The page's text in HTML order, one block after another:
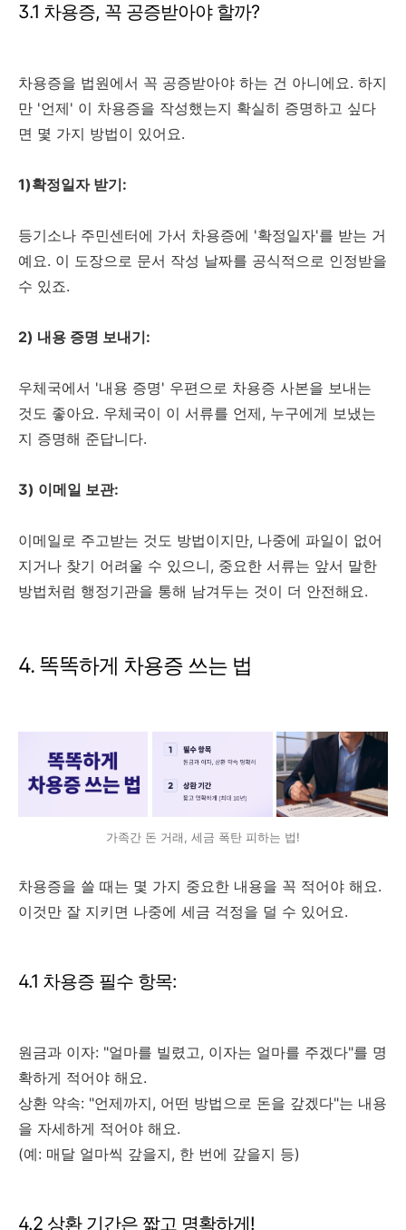
3.1 차용증, 꼭 공증받아야 할까?
차용증을 법원에서 꼭 공증받아야 하는 건 아니에요. 하지
만 '언제' 이 차용증을 작성했는지 확실히 증명하고 싶다
면 몇 가지 방법이 있어요.
1)확정일자 받기:
등기소나 주민센터에 가서 차용증에 '확정일자'를 받는 거
예요. 이 도장으로 문서 작성 날짜를 공식적으로 인정받을
수 있죠.
2) 내용 증명 보내기:
우체국에서 '내용 증명' 우편으로 차용증 사본을 보내는
것도 좋아요. 우체국이 이 서류를 언제, 누구에게 보냈는
지 증명해 준답니다.
3) 이메일 보관:
이메일로 주고받는 것도 방법이지만, 나중에 파일이 없어
지거나 찾기 어려울 수 있으니, 중요한 서류는 앞서 말한
방법처럼 행정기관을 통해 남겨두는 것이 더 안전해요.
4. 똑똑하게 차용증 쓰는 법
가족간 돈 거래, 세금 폭탄 피하는 법!
차용증을 쓸 때는 몇 가지 중요한 내용을 꼭 적어야 해요.
이것만 잘 지키면 나중에 세금 걱정을 덜 수 있어요.
4.1 차용증 필수 항목:
원금과 이자: "얼마를 빌렸고, 이자는 얼마를 주겠다"를 명
확하게 적어야 해요.
상환 약속: "언제까지, 어떤 방법으로 돈을 갚겠다"는 내용
을 자세하게 적어야 해요.
(예: 매달 얼마씩 갚을지, 한 번에 갚을지 등)
4.2 상환 기간은 짧고 명확하게!